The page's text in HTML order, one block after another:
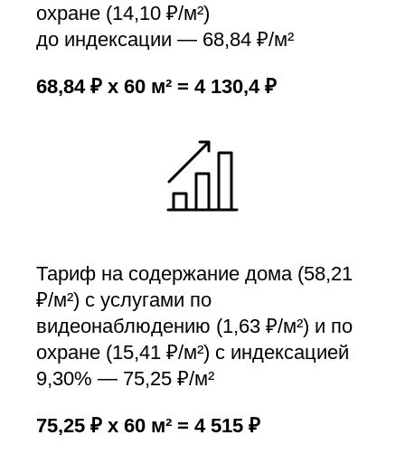
охране (14,10 ₽/м²)
до индексации — 68,84 ₽/м²
68,84 ₽ x 60 м² = 4 130,4 ₽
Тариф на содержание дома (58,21
₽/м²) с услугами по
видеонаблюдению (1,63 ₽/м²) и по
охране (15,41 ₽/м²) с индексацией
9,30% — 75,25 ₽/м²
75,25 ₽ x 60 м² = 4 515 ₽